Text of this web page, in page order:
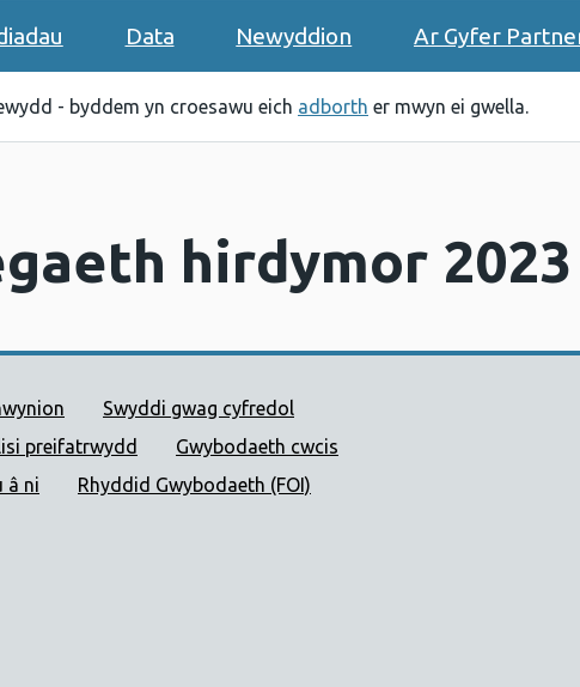
Data Newyddion Ar Gyfer
- byddem yn croesawu eich adborth er mwyn ei gwella.
hirdymor 2023
Cymru
Swyddi gwag cyfredol
preifatrwydd
Gwybodaeth cwcis
â ni Rhyddid Gwybodaeth (FOI)